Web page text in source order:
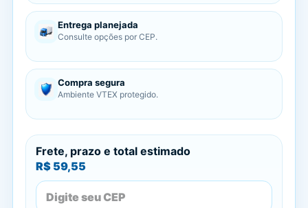
Entrega planejada
Consulte opções por CEP.
Compra segura
Ambiente VTEX protegido.
Frete, prazo e total estimado
R$ 59,55